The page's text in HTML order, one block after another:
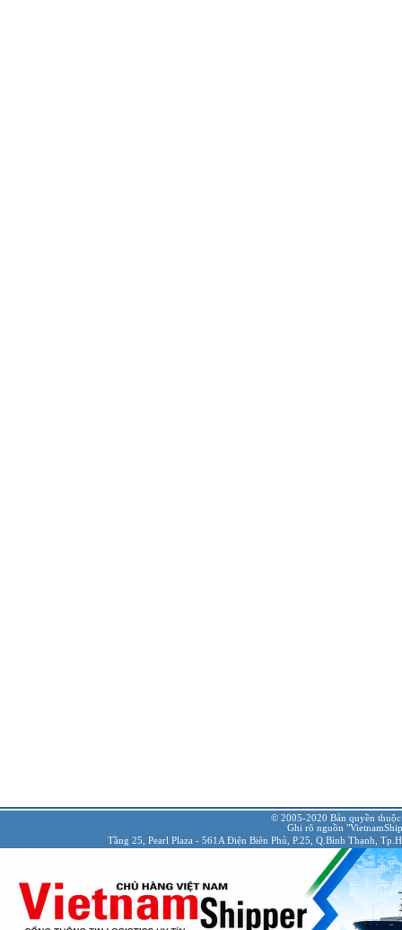
© 2005-2020 Bản quyền
Ghi rõ nguồn
Tầng 25, Pearl Plaza - 561A Điện Biên Phủ, P.25, Q.Bình Thạnh,